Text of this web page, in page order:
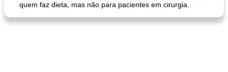
pão plano (out) macarrão e cenouras com ervas picadas
quem faz dieta, mas não para pacientes em cirurgia.